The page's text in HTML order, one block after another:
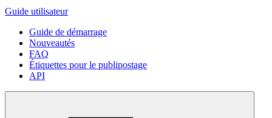
Guide utilisateur
Guide de démarrage
Nouveautés
FAQ
Étiquettes pour le publipostage
API